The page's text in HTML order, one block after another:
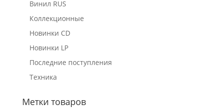
Винил RUS
Коллекционные
Новинки CD
Новинки LP
Последние поступления
Техника
Метки товаров